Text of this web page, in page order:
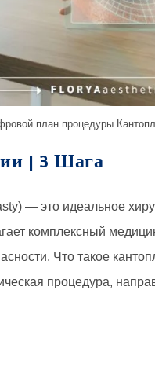
план процедуры
| 3 Шага
— это идеальное
комплексный
Что такое
процедура,